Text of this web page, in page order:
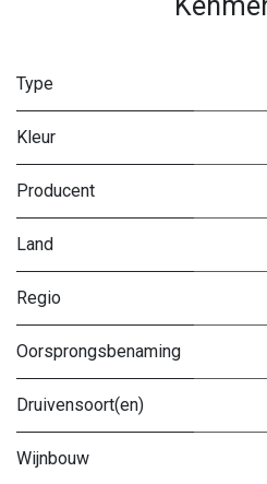
Type
Kleur
Producent
Land
Regio
Oorsprongsbenaming
Druivensoort(en)
Wijnbouw